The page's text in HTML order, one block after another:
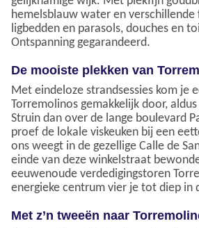
hemelsblauw water en
ligbedden en parasols, douches en
Ontspanning gegarandeerd.
De mooiste plekken van
Met eindeloze strandsessies kom je
Torremolinos gemakkelijk door,
Struin dan over de lange boulevard
proef de lokale viskeuken bij een
ons weegt in de gezellige Calle de
einde van deze winkelstraat
eeuwenoude verdedigingstoren
energieke centrum vier je tot diep in
Met z’n tweeën naar